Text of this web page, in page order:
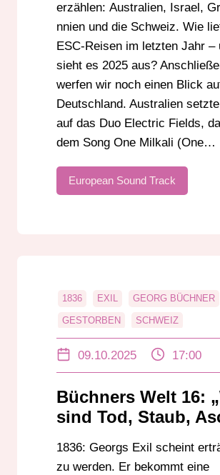
erzählen: Australien, Israel,
nnien und die Schweiz. Wie
ESC-Reisen im letzten Jahr –
sieht es 2025 aus?
werfen wir noch einen Blick
Deutschland. Australien
auf das Duo Electric Fields,
dem Song One Milkali (One…
European Sound Track
1836 EXIL GEORG BÜCHNER
GESTORBEN SCHWEIZ
09.10.2025 17:00
Büchners Welt 16:
sind Tod, Staub,
1836: Georgs Exil scheint
zu werden. Er bekommt eine